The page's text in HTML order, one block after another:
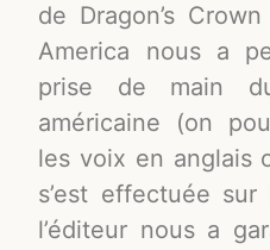
de Dragon’s
America nous a
prise de main
américaine (on
les voix en anglais
s’est effectuée
l’éditeur nous a